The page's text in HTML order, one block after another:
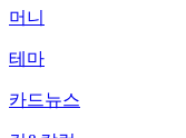
머니
테마
카드뉴스